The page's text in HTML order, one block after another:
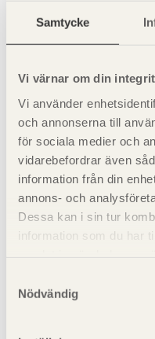
Samtycke
Vi värnar om din
Vi använder
och annonserna till
för sociala medier och
vidarebefordrar även
information från din
annons- och
Dessa kan i sin tur
information som du har
Nödvändig
är vikten av den
är rörets diameter i cm.
Resultatet jämförs med
Tabell 1.10
överskridas.
Vindlast
1,0